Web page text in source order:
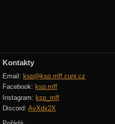
Kontakty
Email: ksp@ksp.mff.cuni.cz
Facebook: ksp.mff
Instagram: ksp_mff
Discord: AvXdx2X